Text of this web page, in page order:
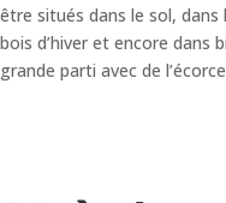
être situés dans le sol, dans
bois d’hiver et encore dans
grande parti avec de